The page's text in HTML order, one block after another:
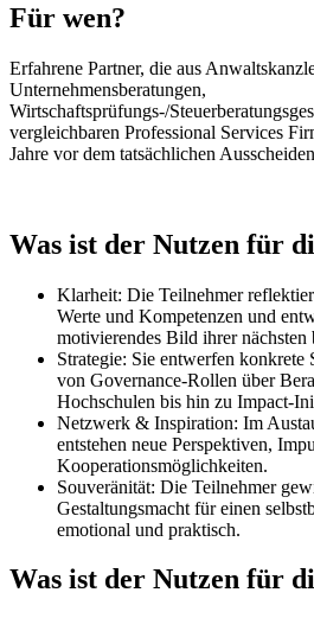
Für wen?
Erfahrene Partner, die aus
Unternehmensberatungen,
Wirtschaftsprüfungs-/
vergleichbaren Professional Services
Jahre vor dem tatsächlichen
Was ist der Nutzen für
Klarheit: Die Teilnehmer
Werte und Kompetenzen und
motivierendes Bild ihrer nächsten
Strategie: Sie entwerfen
von Governance-Rollen über
Hochschulen bis hin zu Impact-
Netzwerk & Inspiration: Im
entstehen neue Perspektiven,
Kooperationsmöglichkeiten.
Souveränität: Die Teilnehmer
Gestaltungsmacht für einen
emotional und praktisch.
Was ist der Nutzen für